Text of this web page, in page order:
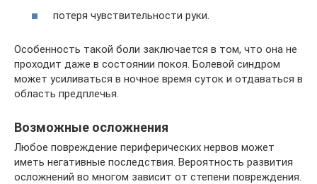
потеря чувствительности руки.
Особенность такой боли заключается в том, что она не
проходит даже в состоянии покоя. Болевой синдром
может усиливаться в ночное время суток и отдаваться в
область предплечья.
Возможные осложнения
Любое повреждение периферических нервов может
иметь негативные последствия. Вероятность развития
осложнений во многом зависит от степени повреждения.